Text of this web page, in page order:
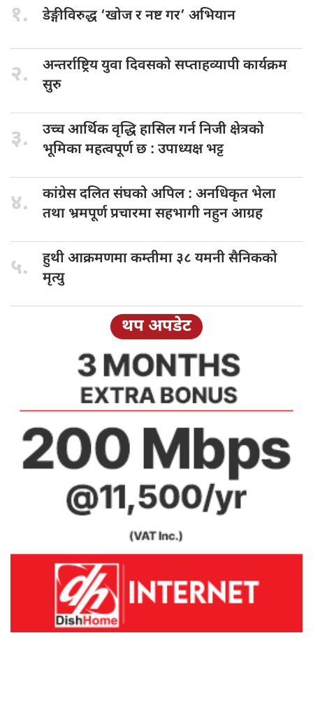
१. डेङ्गीविरुद्ध ‘खोजर नष्ट गर’ अभियान
२. अन्तर्राष्ट्रिय युवादिवसको सप्ताहव्यापी कार्यक्रम
सुरु
३. उच्च आर्थिकवृद्धि हासिल गर्न निजी क्षेत्रको
भूमिका महत्वपूर्ण छ : उपाध्यक्ष भट्ट
४. कांग्रेस दलितसंघको अपिल : अनधिकृत भेला
तथा भ्रमपूर्ण प्रचारमा सहभागी नहुन आग्रह
५. हुथी आक्रमणमाकम्तीमा ३८ यमनी सैनिकको
मृत्यु
थप अपडेट